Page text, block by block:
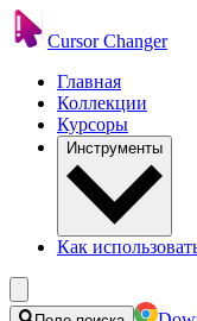
Cursor Changer
Главная
Коллекции
Курсоры
Инструменты
Как